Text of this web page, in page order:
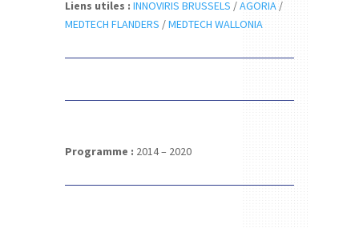
Liens utiles : INNOVIRIS BRUSSELS /AGORIA/
MEDTECH FLANDERS /MEDTECH WALLONIA
Programme : 2014 – 2020